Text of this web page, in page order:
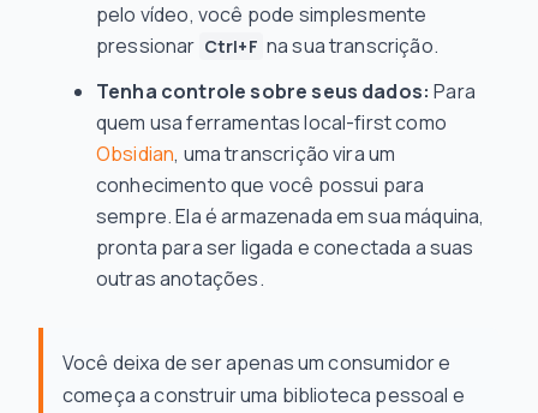
pelo vídeo, você pode simplesmente
pressionar Ctrl+F na sua transcrição.
Tenha controle sobre seus dados: Para
quem usa ferramentas local-first como
Obsidian, uma transcrição vira um
conhecimento que você possui para
sempre. Ela é armazenada em sua máquina,
pronta para ser ligada e conectada a suas
outras anotações.
Você deixa de ser apenas um consumidor e
começa a construir uma biblioteca pessoal e